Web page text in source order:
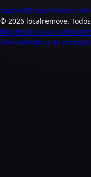
support@localremove.com
© 2026 localremove.
BlogHistorial de cambios
servicioPolítica de